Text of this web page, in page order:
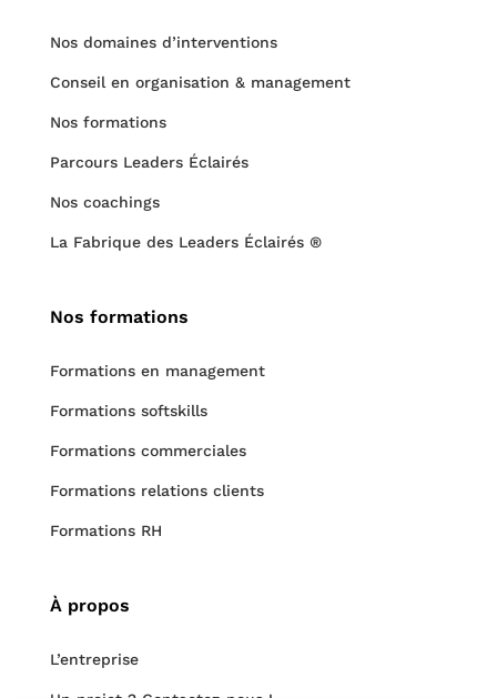
Nos domaines d’interventions
Conseil en organisation & management
Nos formations
Parcours Leaders Éclairés
Nos coachings
La Fabrique des Leaders Éclairés ®
Nos formations
Formations en management
Formations softskills
Formations commerciales
Formations relations clients
Formations RH
À propos
L’entreprise